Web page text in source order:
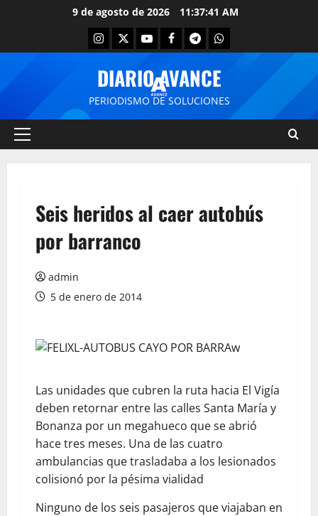
9 de agosto de 2026 11:37:41 AM
DIARIO AVANCE
PERIODISMO DE SOLUCIONES
Seis heridos al caer autobús
por barranco
admin
5 de enero de 2014
Las unidades que cubren la ruta hacia El Vigía
deben retornar entre las calles Santa María y
Bonanza por un megahueco que se abrió
hace tres meses. Una de las cuatro
ambulancias que trasladaba a los lesionados
colisionó por la pésima vialidad
Ninguno de los seis pasajeros que viajaban en